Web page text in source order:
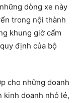
dòng xe này
trong nội thành
khung giờ cấm
định của bộ
cho những doanh
kinh doanh nhỏ lẻ,